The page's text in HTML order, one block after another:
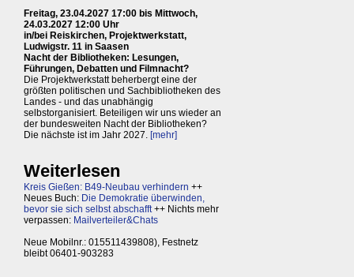
Freitag, 23.04.2027 17:00 bis Mittwoch,
24.03.2027 12:00 Uhr
in/bei Reiskirchen, Projektwerkstatt,
Ludwigstr. 11 in Saasen
Nacht der Bibliotheken: Lesungen,
Führungen, Debatten und Filmnacht?
Die Projektwerkstatt beherbergt eine der
größten politischen und Sachbibliotheken des
Landes - und das unabhängig
selbstorganisiert. Beteiligen wir uns wieder an
der bundesweiten Nacht der Bibliotheken?
Die nächste ist im Jahr 2027. [mehr]
Weiterlesen
Kreis Gießen: B49-Neubau verhindern ++
Neues Buch: Die Demokratie überwinden,
bevor sie sich selbst abschafft++ Nichts mehr
verpassen: Mailverteiler&Chats
Neue Mobilnr.: 015511439808), Festnetz
bleibt 06401-903283